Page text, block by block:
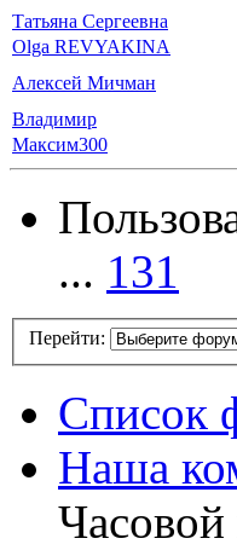
Татьяна Сергеевна
Olga REVYAKINA
Алексей Мичман
Владимир
Максим300
... 131
Перейти:
Список
Наша